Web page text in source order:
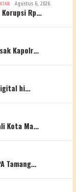
Agustus 6, 2026
Korupsi Rp…
Kapolr…
hi…
Kota Ma…
Tamang…